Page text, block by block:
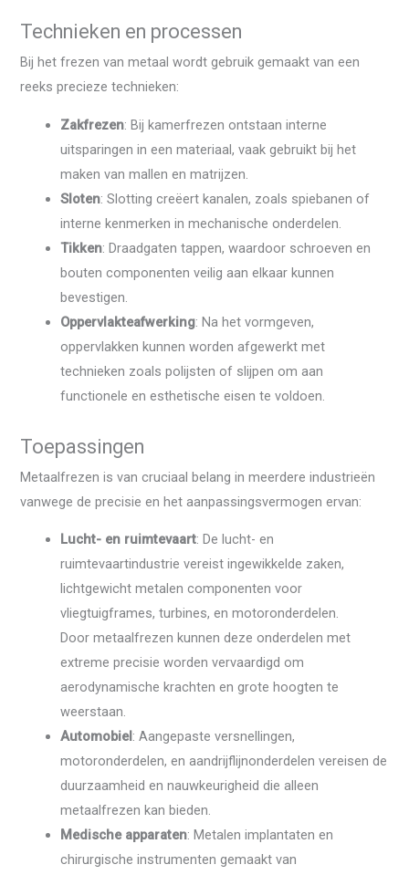
Technieken en processen
Bij het frezen van metaal wordt gebruik gemaakt van een
reeks precieze technieken:
Zakfrezen: Bij kamerfrezen ontstaan ​​interne
uitsparingen in een materiaal, vaak gebruikt bij het
maken van mallen en matrijzen.
Sloten: Slotting creëert kanalen, zoals spiebanen of
interne kenmerken in mechanische onderdelen.
Tikken: Draadgaten tappen, waardoor schroeven en
bouten componenten veilig aan elkaar kunnen
bevestigen.
Oppervlakteafwerking: Na het vormgeven,
oppervlakken kunnen worden afgewerkt met
technieken zoals polijsten of slijpen om aan
functionele en esthetische eisen te voldoen.
Toepassingen
Metaalfrezen is van cruciaal belang in meerdere industrieën
vanwege de precisie en het aanpassingsvermogen ervan:
Lucht- en ruimtevaart: De lucht- en
ruimtevaartindustrie vereist ingewikkelde zaken,
lichtgewicht metalen componenten voor
vliegtuigframes, turbines, en motoronderdelen.
Door metaalfrezen kunnen deze onderdelen met
extreme precisie worden vervaardigd om
aerodynamische krachten en grote hoogten te
weerstaan.
Automobiel : Aangepaste versnellingen,
motoronderdelen, en aandrijflijnonderdelen vereisen de
duurzaamheid en nauwkeurigheid die alleen
metaalfrezen kan bieden.
Medische apparaten: Metalen implantaten en
chirurgische instrumenten gemaakt van